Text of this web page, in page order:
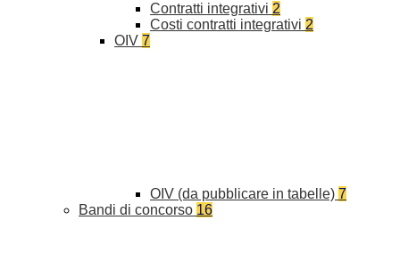
Contratti integrativi 2
Costi contratti integrativi 2
OIV 7
OIV (da pubblicare in tabelle) 7
Bandi di concorso 16